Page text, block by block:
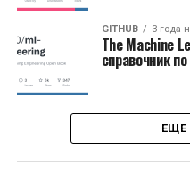
GITHUB 3 года
The Machine
справочник
ЕЩЕ